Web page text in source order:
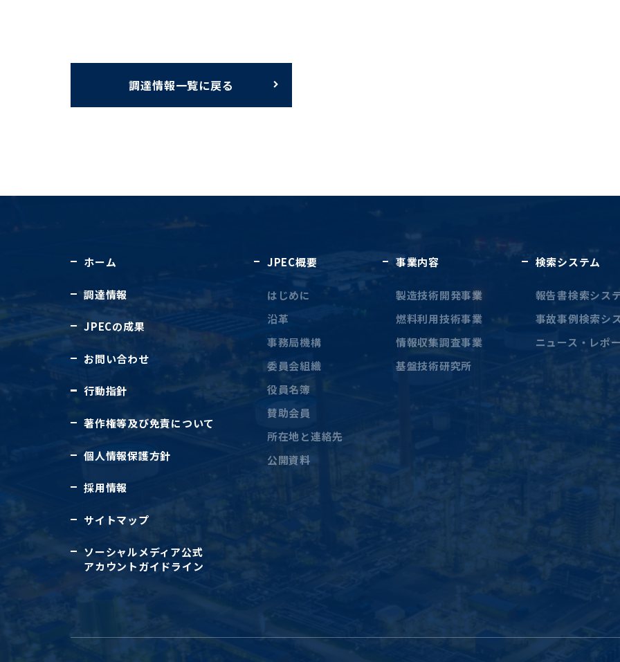
調達情報一覧に戻る
ホーム
調達情報
JPECの成果
お問い合わせ
行動指針
著作権等及び免責について
個人情報保護方針
採用情報
サイトマップ
ソーシャルメディア公式
アカウントガイドライン
JPEC概要
はじめに
沿革
事務局機構
委員会組織
役員名簿
賛助会員
所在地と連絡先
公開資料
事業内容
製造技術開発事業
燃料利用技術事業
情報収集調査事業
基盤技術研究所
検索システム
報告書検索シス
事故事例検索シ
ニュース・レポ